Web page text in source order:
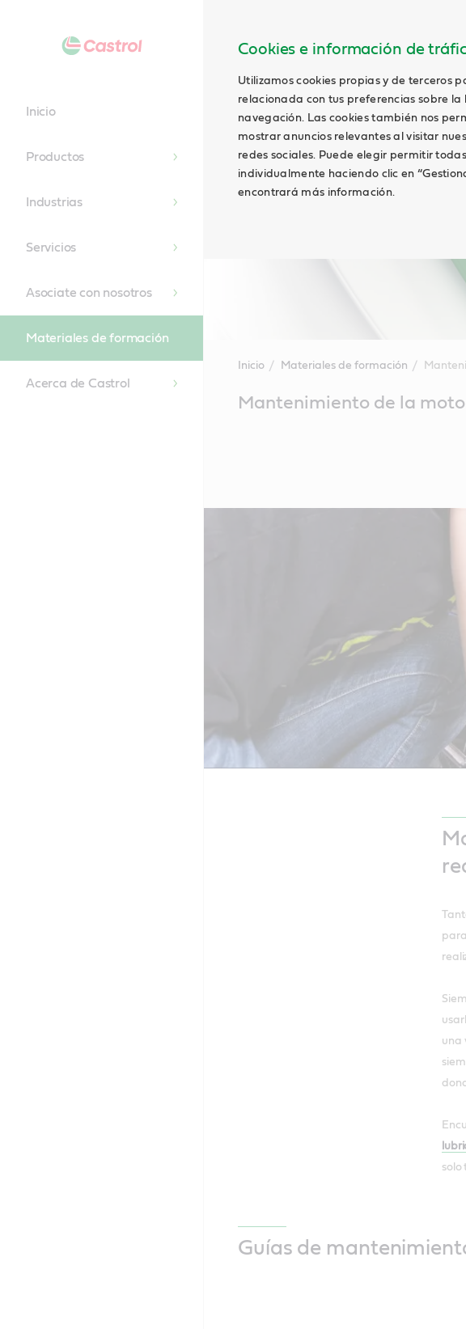
Cookies e información de
Utilizamos cookies propias y de terceros
relacionada con tus preferencias sobre
navegación. Las cookies también nos
mostrar anuncios relevantes al visitar
redes sociales. Puede elegir permitir
individualmente haciendo clic en
encontrará más información.
Inicio
Productos
Industrias
Servicios
Asociate con nosotros
Materiales de formación
Acerca de Castrol
Inicio Materiales de formación
ContentMantenimiento de la moto
una
solo
Guías de